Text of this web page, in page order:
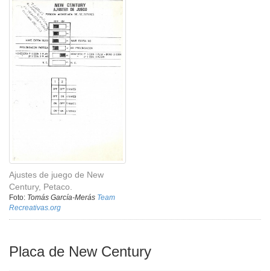
Ajustes de juego de New
Century, Petaco.
Foto: Tomás García-Merás Team
Recreativas.org
Placa de New Century